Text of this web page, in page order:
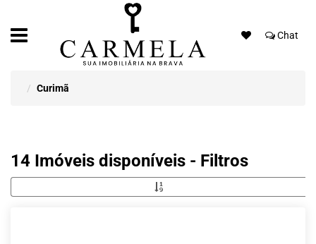
Chat
Curimã
14 Imóveis disponíveis - Filtros